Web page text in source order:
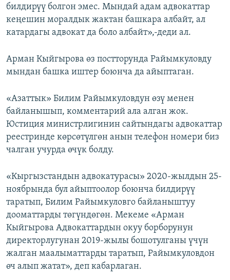
билдирүү болгон эмес. Мындай адам адвокаттар
кеңешин моралдык жактан башкара албайт, ал
катардагы адвокат да боло албайт»,-деди ал.
Арман Кыйгырова өз постторунда Райымкуловду
мындан башка иштер боюнча да айыптаган.
«Азаттык» Билим Райымкуловдун өзү менен
байланышып, комментарий ала алган жок.
Юстиция министрлигинин сайтындагы адвокаттар
реестринде көрсөтүлгөн анын телефон номери биз
чалган учурда өчүк болду.
«Кыргызстандын адвокатурасы» 2020-жылдын 25-
ноябрында бул айыптоолор боюнча билдирүү
таратып, Билим Райымкуловго байланыштуу
дооматтарды төгүндөгөн. Мекеме «Арман
Кыйгырова Адвокаттардын окуу борборунун
директорлугунан 2019-жылы бошотулганы үчүн
жалган маалыматтарды таратып, Райымкуловдон
өч алып жатат», деп кабарлаган.